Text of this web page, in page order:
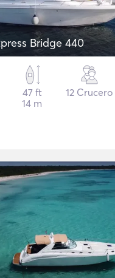
Bridge 440
47 ft
14 m
12 Crucero